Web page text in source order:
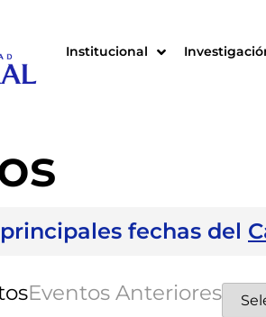
Institucional
fechas del
Eventos Anteriores